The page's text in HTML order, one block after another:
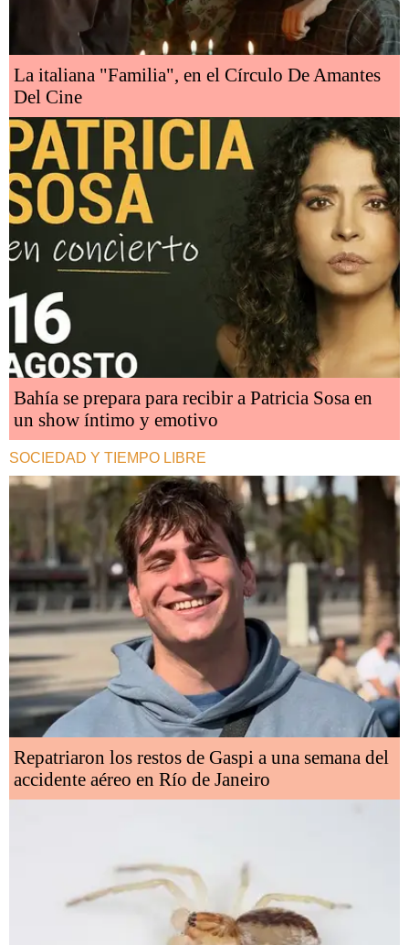
La italiana "Familia", en el Círculo De Amantes
Del Cine
Bahía se prepara para recibir a Patricia Sosa en
un show íntimo y emotivo
SOCIEDAD Y TIEMPO LIBRE
Repatriaron los restos de Gaspi a una semana del
accidente aéreo en Río de Janeiro